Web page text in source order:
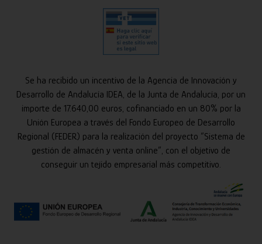
Se ha recibido un incentivo de la Agencia de Innovación y
Desarrollo de Andalucía IDEA, de la Junta de Andalucía, por un
importe de 17.640,00 euros, cofinanciado en un 80% por la
Unión Europea a través del Fondo Europeo de Desarrollo
Regional (FEDER) para la realización del proyecto “Sistema de
gestión de almacén y venta online”, con el objetivo de
conseguir un tejido empresarial más competitivo.